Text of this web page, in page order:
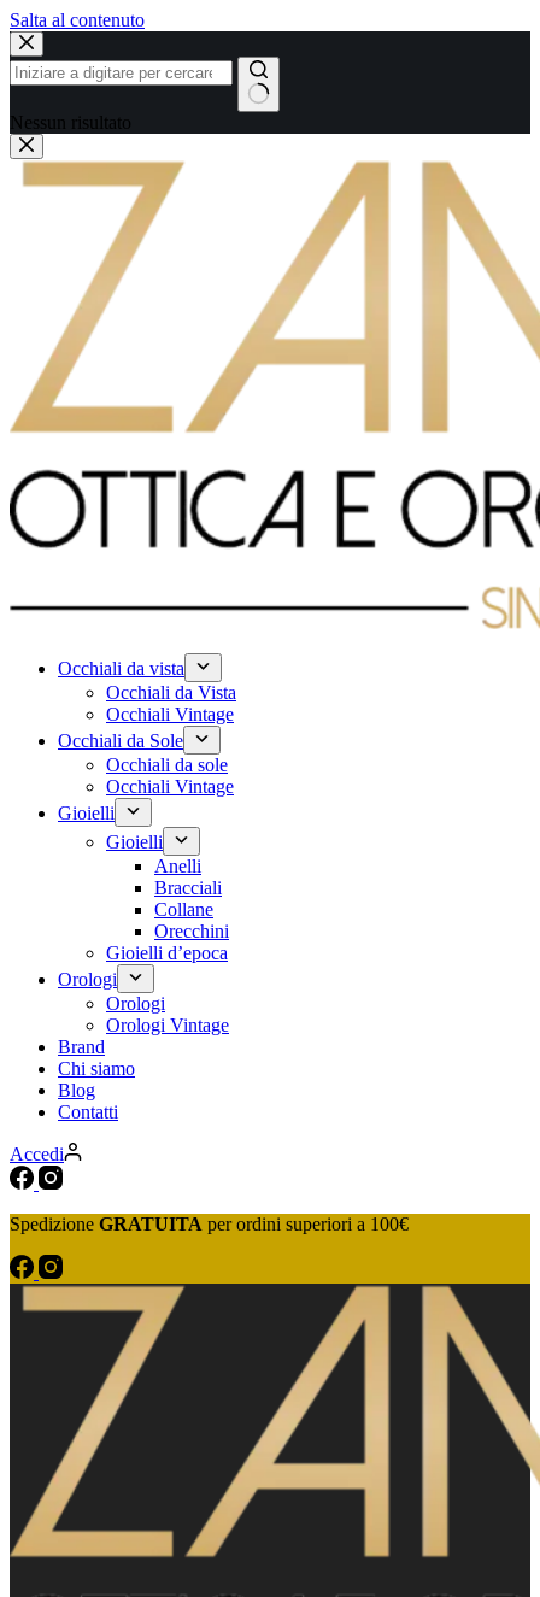
Salta al contenuto
Nessun risultato
Occhiali da vista
Occhiali da Vista
Occhiali Vintage
Occhiali da Sole
Occhiali da sole
Occhiali Vintage
Gioielli
Gioielli
Anelli
Bracciali
Collane
Orecchini
Gioielli d’epoca
Orologi
Orologi
Orologi Vintage
Brand
Chi siamo
Blog
Contatti
Accedi
Spedizione GRATUITA per ordini superiori a 100€